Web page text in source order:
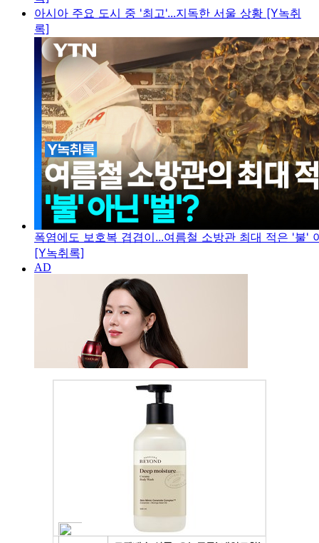
아시아 주요 도시 중 '최고'...지독한 서울 상황 [Y녹취
록]
폭염에도 보호복 겹겹이...여름철 소방관 최대 적은 '불'
[Y녹취록]